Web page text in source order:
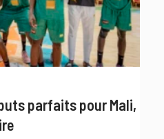
parfaits pour Mali,